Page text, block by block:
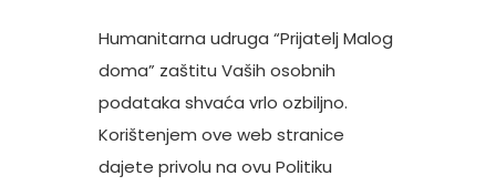
Humanitarna udruga “Prijatelj Malog
doma” zaštitu Vaših osobnih
podataka shvaća vrlo ozbiljno.
Korištenjem ove web stranice
dajete privolu na ovu Politiku